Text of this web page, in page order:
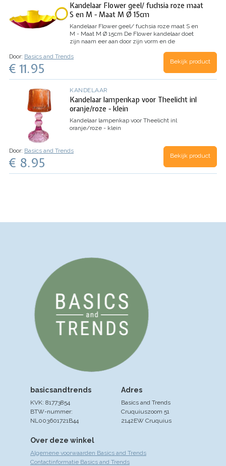
Kandelaar Flower geel/ fuchsia roze maat
S en M - Maat M Ø 15cm
Kandelaar Flower geel/ fuchsia roze maat S en
M - Maat M Ø 15cm De Flower kandelaar doet
zijn naam eer aan door zijn vorm en de
er een aantal kandelaartjes in verschillende
Door: Basics and Trends
€ 11.95 Bekijk product
KANDELAAR
Kandelaar lampenkap voor Theelicht inl
oranje/roze - klein
Kandelaar lampenkap voor Theelicht inl
oranje/roze - klein
Door: Basics and Trends
€ 8.95 Bekijk product
Over deze winkel
Algemene voorwaarden Basics and Trends
Contactinformatie Basics and Trends
Adres
Basics and Trends
Cruquiuszoom 51
2142EW Cruquius
basicsandtrends
KVK: 81773854
BTW-nummer:
NL003601721B44